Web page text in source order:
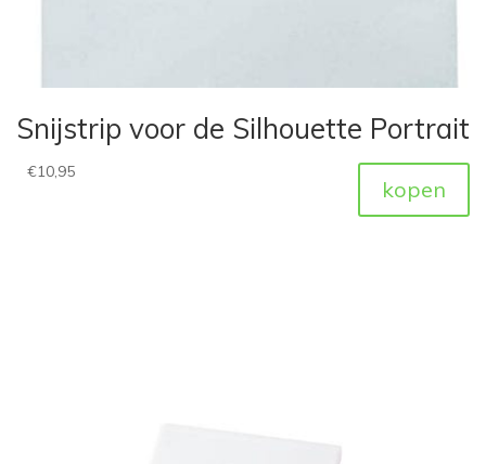
Snijstrip voor de Silhouette Portrait
€10,95
kopen